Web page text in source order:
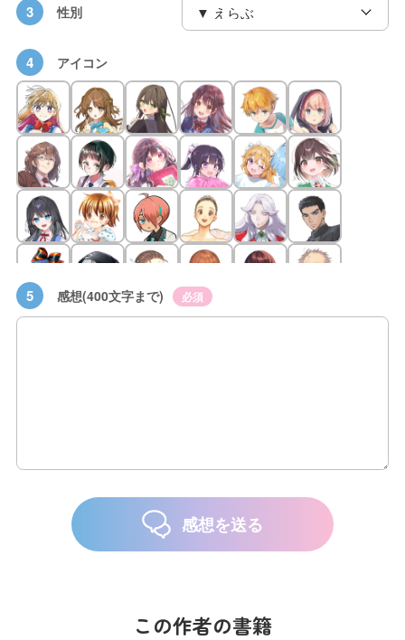
3 性別
4 アイコン
5 感想(400文字まで) 必須
感想を送る
この作者の書籍